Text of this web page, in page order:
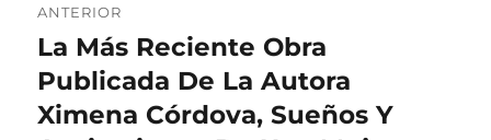
de
entradas
ANTERIOR
Entrada
anterior:
La Más Reciente Obra
Publicada De La Autora
Ximena Córdova, Sueños Y